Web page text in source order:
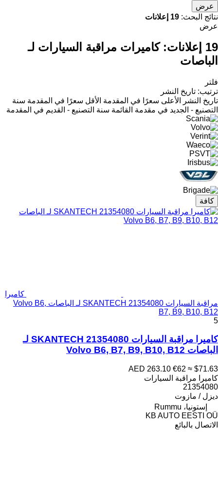
عرض
نتائج البحث: 19 إعلانات
عرض
19 إعلانات:
كاميرات مراقبة السيارات لـ
الباصات
فلتر
ترتيب: تاريخ النشر
تاريخ النشر
الأعلى سعرًا في المقدمة الأقل سعرًا في المقدمة سنة
التصنيع - الجديد في مقدمة القائمة سنة التصنيع - القديم في المقدمة
كافة
كاميرا
مراقبة السيارات SKANTECH 21354080 لـ الباصات Volvo B6,
B7, B9, B10, B12
5
كاميرا مراقبة السيارات SKANTECH 21354080 لـ
الباصات Volvo B6, B7, B9, B10, B12
AED 263.10 €62 ≈ $71.63
كاميرا مراقبة السيارات
21354080
ديزل / مازوت
إستونيا، Rummu
KB AUTO EESTI OÜ
الاتصال بالبائع